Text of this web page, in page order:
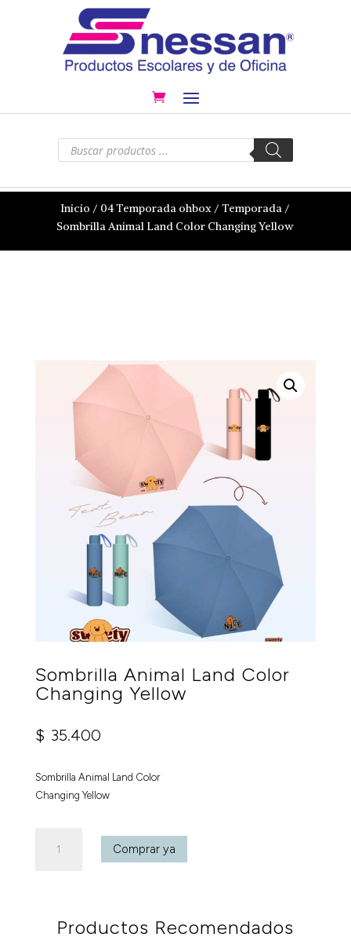
Búsqueda
productos
Inicio / 04 Temporada ohbox /Temporada /
Sombrilla Animal Land Color Changing Yellow
Sombrilla Animal Land Color
Changing Yellow
$ 35.400
Sombrilla Animal Land Color
Changing Yellow
Animal
Yellow
Comprar ya
Productos Recomendados